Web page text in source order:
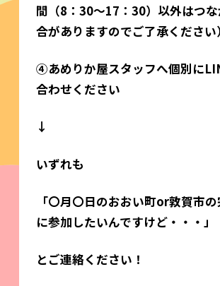
間（8：30～17：30）以外はつ
合がありますのでご了承ください）
④あめりか屋スタッフへ個別に
合わせください
↓
いずれも
「〇月〇日のおおい町or敦賀市
に参加したいんですけど・・・」
とご連絡ください！